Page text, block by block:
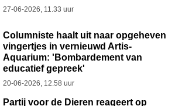
27-06-2026, 11.33 uur
Columniste haalt uit naar opgeheven
vingertjes in vernieuwd Artis-
Aquarium: 'Bombardement van
educatief gepreek'
20-06-2026, 12.58 uur
Partij voor de Dieren reageert op